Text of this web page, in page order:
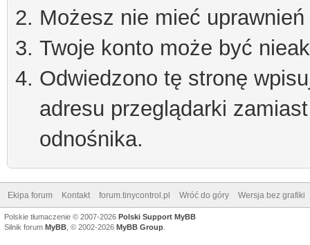
Możesz nie mieć
Twoje konto może być
Odwiedzono tę stronę
adresu przeglądarki
odnośnika.
Ekipa forum Kontakt forum.tinycontrol.pl Wróć do góry Wersja bez grafiki
Polskie tłumaczenie © 2007-2026 Polski Support MyBB
Silnik forum MyBB , © 2002-2026 MyBB Group